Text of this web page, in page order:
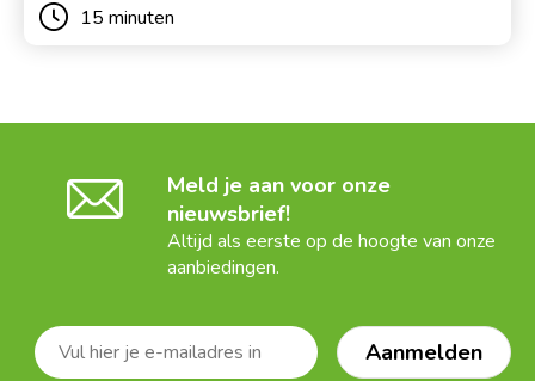
15 minuten
Meld je aan voor onze
nieuwsbrief!
Altijd als eerste op de hoogte van onze
aanbiedingen.